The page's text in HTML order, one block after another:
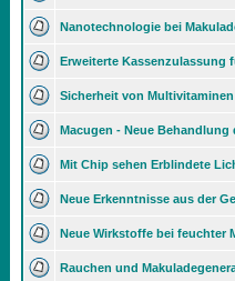
Nanotechnologie bei
Erweiterte Kassenzulassung
Sicherheit von
Macugen - Neue Behandlung
Mit Chip sehen Erblindete
Neue Erkenntnisse aus der
Neue Wirkstoffe bei feuchter
Rauchen und